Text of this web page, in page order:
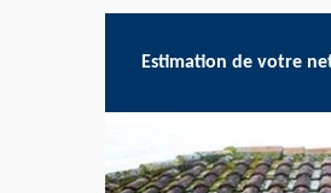
Estimation de votre